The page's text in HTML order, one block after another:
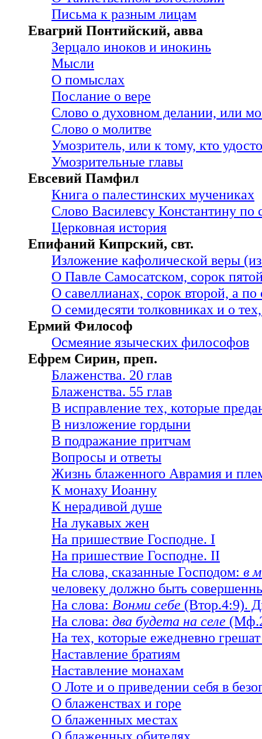
Письма к разным лицам
Евагрий Понтийский, авва
Зерцало иноков и инокинь
Мысли
О помыслах
Послание о вере
Слово о духовном делании, или
Слово о молитве
Умозритель, или к тому, кто
Умозрительные главы
Евсевий Памфил
Книга о палестинских мучениках
Слово Василевсу Константину по
Церковная история
Епифаний Кипрский, свт.
Изложение кафолической веры
О Павле Самосатском, сорок
О савеллианах, сорок второй, а
О семидесяти толковниках и о
Ермий Философ
Осмеяние языческих философов
Ефрем Сирин, преп.
Блаженства. 20 глав
Блаженства. 55 глав
В исправление тех, которые
В низложение гордыни
В подражание притчам
Вопросы и ответы
Жизнь блаженного Аврамия и
К монаху Иоанну
К нерадивой душе
На лукавых жен
На пришествие Господне. I
На пришествие Господне. II
На слова, сказанные Господом: в
человеку должно быть
На слова: Вонми себе (Втор.4:9).
На слова: два будета на селе
На тех, которые ежедневно
Наставление братиям
Наставление монахам
О Лоте и о приведении себя в
О блаженствах и горе
О блаженных местах
О блаженных обителях